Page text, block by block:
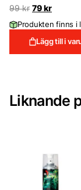
99kr Det
priset
99 kr.
79krDet
priset
79 kr.
Produkten finns i
Lägg till i
Liknande